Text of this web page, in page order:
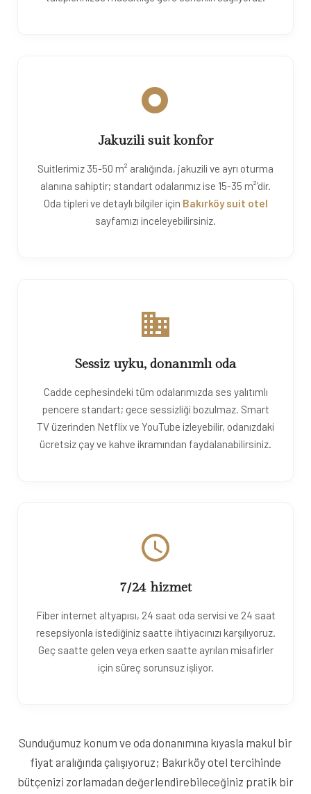
Jakuzili suit konfor
Suitlerimiz 35-50 m² aralığında, jakuzili ve ayrı oturma
alanına sahiptir; standart odalarımız ise 15-35 m²’dir.
Oda tipleri ve detaylı bilgiler için Bakırköy suit otel
sayfamızı inceleyebilirsiniz.
Sessiz uyku, donanımlı oda
Cadde cephesindeki tüm odalarımızda ses yalıtımlı
pencere standart; gece sessizliği bozulmaz. Smart
TV üzerinden Netflix ve YouTube izleyebilir, odanızdaki
ücretsiz çay ve kahve ikramından faydalanabilirsiniz.
7/24 hizmet
Fiber internet altyapısı, 24 saat oda servisi ve 24 saat
resepsiyonla istediğiniz saatte ihtiyacınızı karşılıyoruz.
Geç saatte gelen veya erken saatte ayrılan misafirler
için süreç sorunsuz işliyor.
Sunduğumuz konum ve oda donanımına kıyasla makul bir
fiyat aralığında çalışıyoruz; Bakırköy otel tercihinde
bütçenizi zorlamadan değerlendirebileceğiniz pratik bir